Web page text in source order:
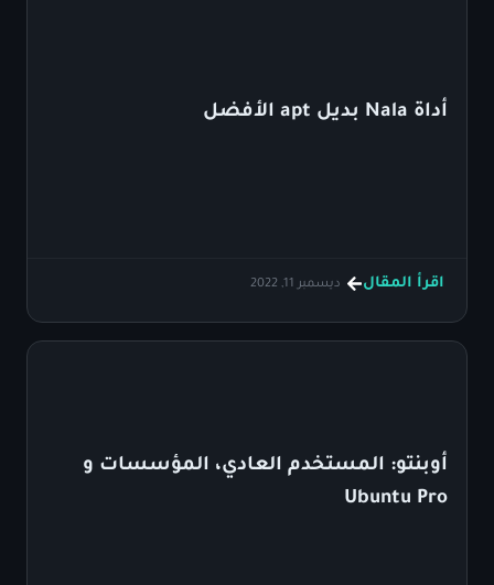
أداة Nala بديل apt الأفضل
اقرأ المقال ديسمبر 11, 2022
أوبنتو: المستخدم العادي، المؤسسات و
Ubuntu Pro